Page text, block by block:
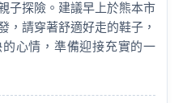
子探險。建議早上於熊本市
，請穿著舒適好走的鞋子，
心情，準備迎接充實的一